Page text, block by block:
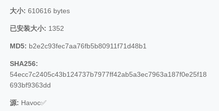
大小: 610616 bytes
已安装大小: 1352
MD5: b2e2c93fec7aa76fb5b80911f71d48b1
SHA256:
54ecc7c2405c43b124737b7977ff42ab5a3ec7963a187f0e25f18
693bf9363dd
源: Havoc✅